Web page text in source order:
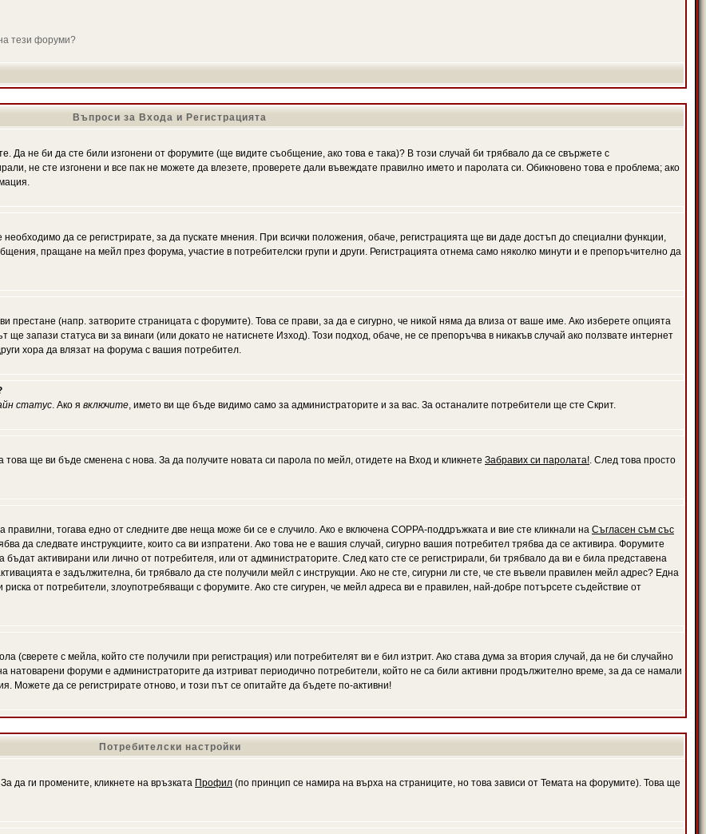
тези форуми?
Въпроси за Входа и Регистрацията
Да не би да сте били изгонени от форумите (ще видите съобщение, ако това е така)? В този случай би трябвало да се свържете с
не сте изгонени и все пак не можете да влезете, проверете дали въвеждате правилно името и паролата си. Обикновено това е проблема; ако
да се регистрирате, за да пускате мнения. При всички положения, обаче, регистрацията ще ви даде достъп до специални функции,
пращане на мейл през форума, участие в потребителски групи и други. Регистрацията отнема само няколко минути и е препоръчително да
престане (напр. затворите страницата с форумите). Това се прави, за да е сигурно, че никой няма да влиза от ваше име. Ако изберете опцията
ще запази статуса ви за винаги (или докато не натиснете Изход). Този подход, обаче, не се препоръчва в никакъв случай ако ползвате интернет
хора да влязат на форума с вашия потребител.
статус. Ако я включите, името ви ще бъде видимо само за администраторите и за вас. За останалите потребители ще сте Скрит.
ще ви бъде сменена с нова. За да получите новата си парола по мейл, отидете на Вход и кликнете Забравих си паролата!. След това просто
тогава едно от следните две неща може би се е случило. Ако е включена COPPA-поддръжката и вие сте кликнали на Съгласен съм със
да следвате инструкциите, които са ви изпратени. Ако това не е вашия случай, сигурно вашия потребител трябва да се активира. Форумите
бъдат активирани или лично от потребителя, или от администраторите. След като сте се регистрирали, би трябвало да ви е била представена
е задължителна, би трябвало да сте получили мейл с инструкции. Ако не сте, сигурни ли сте, че сте въвели правилен мейл адрес? Една
от потребители, злоупотребяващи с форумите. Ако сте сигурен, че мейл адреса ви е правилен, най-добре потърсете съдействие от
(сверете с мейла, който сте получили при регистрация) или потребителят ви е бил изтрит. Ако става дума за втория случай, да не би случайно
форуми е администраторите да изтриват периодично потребители, който не са били активни продължително време, за да се намали
да се регистрирате отново, и този път се опитайте да бъдете по-активни!
Потребителски настройки
да ги промените, кликнете на връзката Профил (по принцип се намира на върха на страниците, но това зависи от Темата на форумите). Това ще